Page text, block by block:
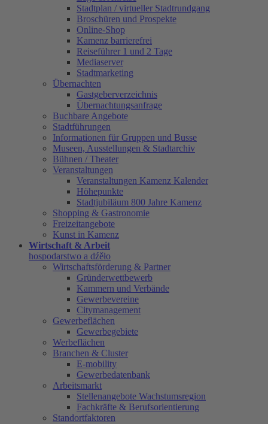
Stadtplan / virtueller Stadtrundgang
Broschüren und Prospekte
Online-Shop
Kamenz barrierefrei
Reiseführer 1 und 2 Tage
Mediaserver
Stadtmarketing
Übernachten
Gastgeberverzeichnis
Übernachtungsanfrage
Buchbare Angebote
Stadtführungen
Informationen für Gruppen und Busse
Museen, Ausstellungen & Stadtarchiv
Bühnen / Theater
Veranstaltungen
Veranstaltungen Kamenz Kalender
Höhepunkte
Stadtjubiläum 800 Jahre Kamenz
Shopping & Gastronomie
Freizeitangebote
Kunst in Kamenz
Wirtschaft & Arbeit
hospodarstwo a dźěło
Wirtschaftsförderung & Partner
Gründerwettbewerb
Kammern und Verbände
Gewerbevereine
Citymanagement
Gewerbeflächen
Gewerbegebiete
Werbeflächen
Branchen & Cluster
E-mobility
Gewerbedatenbank
Arbeitsmarkt
Stellenangebote Wachstumsregion
Fachkräfte & Berufsorientierung
Standortfaktoren